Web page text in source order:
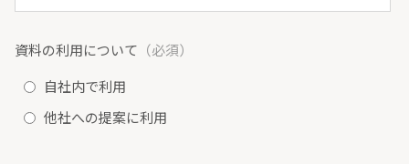
資料の利用について （必須）
自社内で利用
他社への提案に利用